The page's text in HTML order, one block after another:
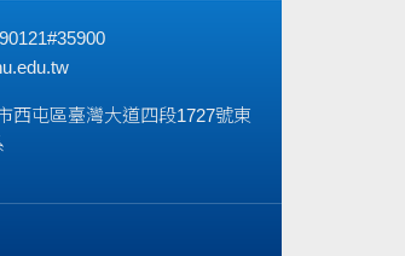
西屯區臺灣大道四段1727號東